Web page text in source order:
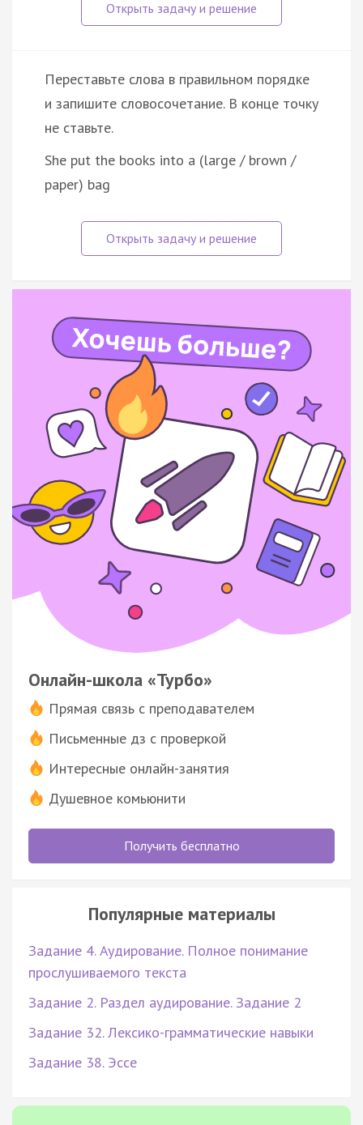
Переставьте слова в правильном порядке
и запишите словосочетание. В конце точку
не ставьте.
She put the books into a (large / brown /
paper) bag
Онлайн-школа «Турбо»
Прямая связь с преподавателем
Письменные дз с проверкой
Интересные онлайн-занятия
Душевное комьюнити
Получить бесплатно
Популярные материалы
Задание 4. Аудирование. Полное понимание
прослушиваемого текста
Задание 2. Раздел аудирование. Задание 2
Задание 32. Лексико-грамматические навыки
Задание 38. Эссе